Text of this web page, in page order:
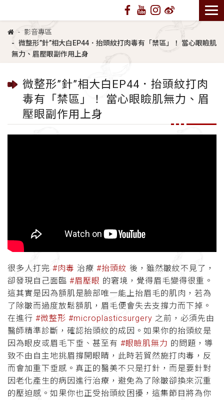
影音專區
微整形”針”相大白EP44．抬頭紋打肉毒有「禁區」！ 當心眼瞼肌
無力、眉壓眼副作用上身
微整形”針”相大白EP44．抬頭紋打肉
毒有「禁區」！ 當心眼瞼肌無力、眉
壓眼副作用上身
很多人打完 #肉毒 治療 #抬頭紋 後，雖然皺紋不見了，
卻發現自己面臨 #眉壓眼 的窘境，覺得眉毛變得很重。
這其實是因為額肌是臉部唯一能上抬眉毛的肌肉，若為
了除皺而過度放鬆額肌，眉毛便會失去支撐力而下掉。
在進行 #微整形 #microplasticsurgery 之前，必須先由
醫師精準診斷，確認抬頭紋的成因。如果你的抬頭紋是
因為眼皮或眉毛下垂、甚至有 #眼瞼肌無力 的問題，導
致不由自主地挑眉撐開眼睛，此時若貿然施打肉毒，反
而會加重下垂感。真正的醫美不只是打針，而是要針對
因老化產生的病因進行治療，避免為了除皺卻換來沉重
的壓迫感。如果你也正受抬頭紋困擾，這集節目將為你